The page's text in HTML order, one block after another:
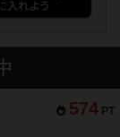
574 PT